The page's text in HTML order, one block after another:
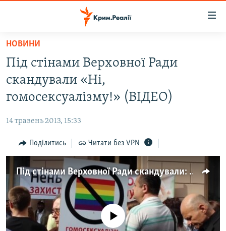
Перейти
основного
матеріалу
до
основної
навігації
Перейти
до
пошуку
ВОДА.КРИМ
ВІДЕО ТА ФОТО
БЛОГИ
ПОГЛЯД
ІНТЕРВ'Ю
ВСЕ ЗА ДЕНЬ
СПЕЦПРОЕКТИ
ДЕПОРТАЦІЯ
ЯК ОБІЙТИ БЛОКУВАННЯ
НОВИНИ
Під стінами Верховної Ради
скандували «Ні,
гомосексуалізму!» (ВІДЕО)
14 травень 2013, 15:33
Поділитись Читати без VPN
Під стінами Верховної Ради скандували: «Ні, гомосексуалізму!»
No media source currently available